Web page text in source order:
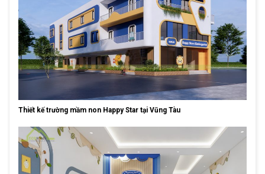
Thiết kế trường mầm non Happy Star tại Vũng Tàu